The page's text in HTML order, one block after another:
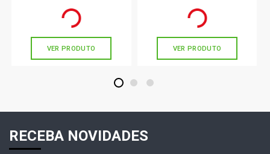
em até 1x de
VER PRODUTO
em até 4x de
VER PRODUTO
1 2 3
RECEBA NOVIDADES